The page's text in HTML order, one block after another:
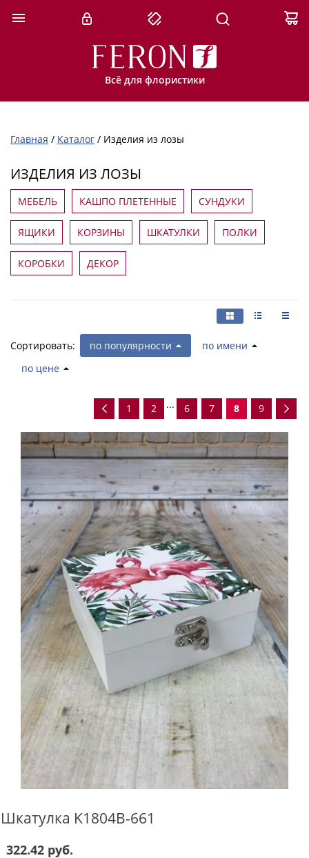
Всё для флористики
Главная / Каталог / Изделия из лозы
ИЗДЕЛИЯ ИЗ ЛОЗЫ
МЕБЕЛЬ КАШПО ПЛЕТЕННЫЕ СУНДУКИ
ЯЩИКИ КОРЗИНЫ ШКАТУЛКИ ПОЛКИ
КОРОБКИ ДЕКОР
Сортировать: по популярности
по имени
по цене
1 2 ... 6 7 8 9
Шкатулка K1804B-661
322.42 руб.